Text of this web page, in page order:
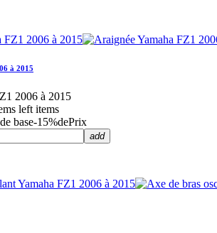
à 2015
2006 à 2015
left items
base-15%dePrix
add